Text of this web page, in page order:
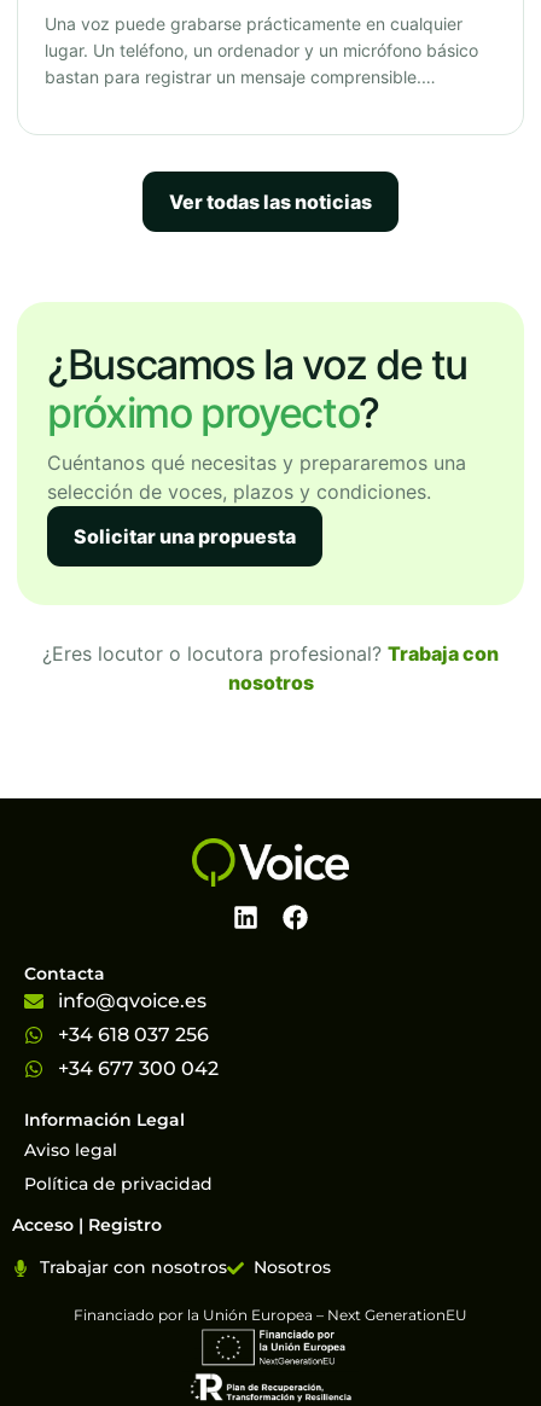
Una voz puede grabarse prácticamente en cualquier
lugar. Un teléfono, un ordenador y un micrófono básico
bastan para registrar un mensaje comprensible.…
Ver todas las noticias
¿Buscamos la voz de tu
próximo proyecto?
Cuéntanos qué necesitas y prepararemos una
selección de voces, plazos y condiciones.
Solicitar una propuesta
¿Eres locutor o locutora profesional? Trabaja con
nosotros
Información Legal
Aviso legal
Política de privacidad
Contacta
info@qvoice.es
+34 618 037 256
+34 677 300 042
Acceso | Registro
Trabajar con nosotros
Nosotros
Financiado por la Unión Europea – Next GenerationEU